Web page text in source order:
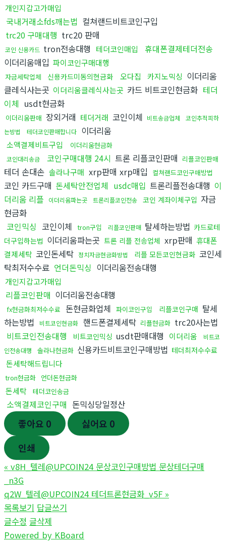
개인지갑고가매입
국내거래소fds깨는법 컬쳐랜드비트코인구입
trc20 구매대행 trc20 판매
코인 신용카드 tron전송대행 테더코인매입
휴대폰결제테더전송
이더리움매입 파이코인구매대행
자금세탁업체 신용카드미동의현금화 오다집 카지노믹싱 이더리움
클레식사는곳 이더리움클레식사는곳 카드 비트코인현금화 테더
이체 usdt현금화
이더리움판매 장외거래 테더거래 코인이체 비트송금업체
코인추적피하
는방법
테더코인판매합니다 이더리움
소액결제비트구입 이더리움현금화
코인대리송금 코인구매대행 24시 트론 리플코인판매 리플코인판매
테더 손대손 솔라나구매 xrp판매 xrp매입 컬쳐랜드코인구매방법
코인 카드구매 돈세탁안전업체 usdc매입 트론리플전송대행 이
더리움 리플
이더리움파는곳 트론리플코인전송 코인 계좌이체구입 자금
현금화
코인믹싱 코인이체 tron구입 리플코인판매 탈세하는방법 카드로테
더구입하는법 이더리움파는곳 트론 리플 전송업체 xrp판매 휴대폰
결제세탁 코인돈세탁 정치자금현금화방법 리플 모든코인현금화 코인세
탁최저수수료 언더돈믹싱 이더리움전송대행
개인지갑고가매입
리플코인판매 이더리움전송대행
fx현금화최저수수료 돈현금화업체 파이코인구입 리플코인구매 탈세
하는방법
비트코인현금화 핸드폰결제세탁 리플현금화 trc20사는법
비트코인전송대행
비트코인믹싱 usdt판매대행 이더리움
비트코
인전송대행
솔라나현금화 신용카드비트코인구매방법 테더최저수수료
돈세탁해드립니다
tron현금화 언더돈현금화
돈세탁 테더코인송금
소액결제코인구매 돈믹싱당일정산
좋아요 0 싫어요 0
인쇄
« v8H_텔레@UPCOIN24 문상코인구매방법 문상테더구매
_n3G
q2W_텔레@UPCOIN24 테더트론현금화_v5F »
목록보기 답글쓰기
글수정 글삭제
Powered by KBoard